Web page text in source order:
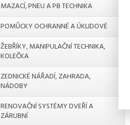
MAZACÍ, PNEU A PB TECHNIKA
POMŮCKY OCHRANNÉ A ÚKLIDOVÉ
ŽEBŘÍKY, MANIPULAČNÍ TECHNIKA,
KOLEČKA
ZEDNICKÉ NÁŘADÍ, ZAHRADA,
NÁDOBY
RENOVAČNÍ SYSTÉMY DVEŘÍ A
ZÁRUBNÍ